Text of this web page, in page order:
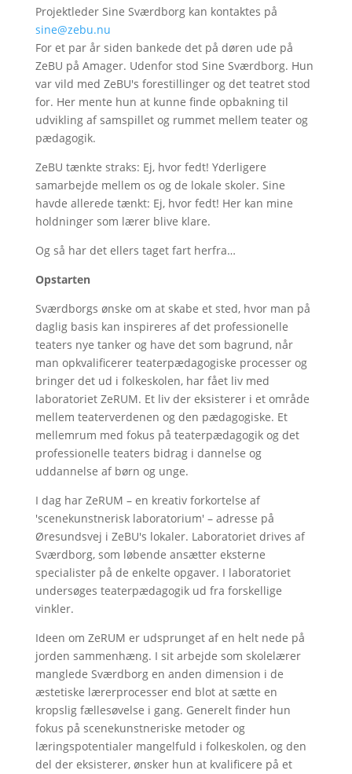
Projektleder Sine Sværdborg kan kontaktes på
sine@zebu.nu
For et par år siden bankede det på døren ude på
ZeBU på Amager. Udenfor stod Sine Sværdborg. Hun
var vild med ZeBU's forestillinger og det teatret stod
for. Her mente hun at kunne finde opbakning til
udvikling af samspillet og rummet mellem teater og
pædagogik.
ZeBU tænkte straks: Ej, hvor fedt! Yderligere
samarbejde mellem os og de lokale skoler. Sine
havde allerede tænkt: Ej, hvor fedt! Her kan mine
holdninger som lærer blive klare.
Og så har det ellers taget fart herfra…
Opstarten
Sværdborgs ønske om at skabe et sted, hvor man på
daglig basis kan inspireres af det professionelle
teaters nye tanker og have det som bagrund, når
man opkvalificerer teaterpædagogiske processer og
bringer det ud i folkeskolen, har fået liv med
laboratoriet ZeRUM. Et liv der eksisterer i et område
mellem teaterverdenen og den pædagogiske. Et
mellemrum med fokus på teaterpædagogik og det
professionelle teaters bidrag i dannelse og
uddannelse af børn og unge.
I dag har ZeRUM – en kreativ forkortelse af
'scenekunstnerisk laboratorium' – adresse på
Øresundsvej i ZeBU's lokaler. Laboratoriet drives af
Sværdborg, som løbende ansætter eksterne
specialister på de enkelte opgaver. I laboratoriet
undersøges teaterpædagogik ud fra forskellige
vinkler.
Ideen om ZeRUM er udsprunget af en helt nede på
jorden sammenhæng. I sit arbejde som skolelærer
manglede Sværdborg en anden dimension i de
æstetiske lærerprocesser end blot at sætte en
kropslig fællesøvelse i gang. Generelt finder hun
fokus på scenekunstneriske metoder og
læringspotentialer mangelfuld i folkeskolen, og den
del der eksisterer, ønsker hun at kvalificere på et